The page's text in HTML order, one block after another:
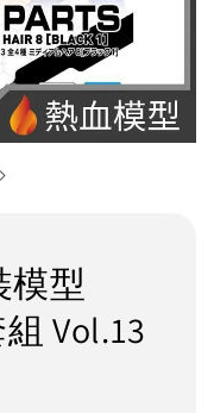
模型
Vol.13